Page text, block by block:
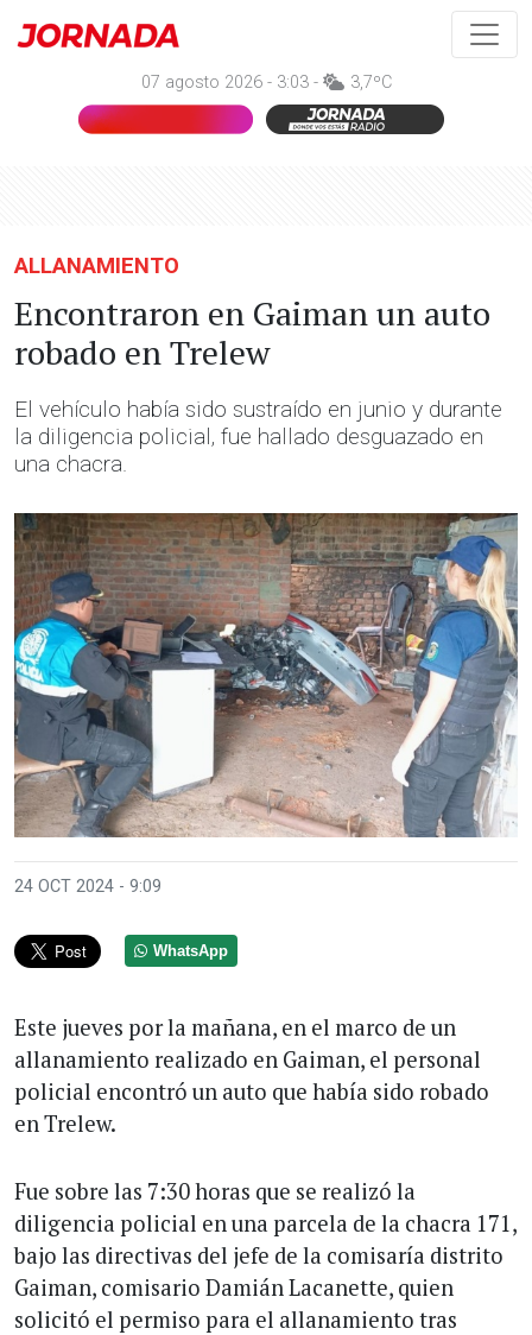
07 agosto 2026 - 3:03 - 3,7ºC
ALLANAMIENTO
Encontraron en Gaiman un auto
robado en Trelew
El vehículo había sido sustraído en junio y durante
la diligencia policial, fue hallado desguazado en
una chacra.
24 OCT 2024 - 9:09
WhatsApp
Este jueves por la mañana, en el marco de un
allanamiento realizado en Gaiman, el personal
policial encontró un auto que había sido robado
en Trelew.
Fue sobre las 7:30 horas que se realizó la
diligencia policial en una parcela de la chacra 171,
bajo las directivas del jefe de la comisaría distrito
Gaiman, comisario Damián Lacanette, quien
solicitó el permiso para el allanamiento tras